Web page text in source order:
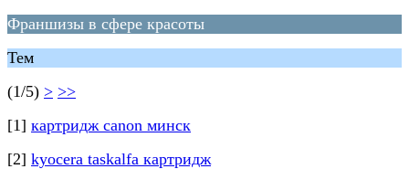
Франшизы в сфере красоты
Тем
(1/5) > >>
[1] картридж canon минск
[2] kyocera taskalfa картридж